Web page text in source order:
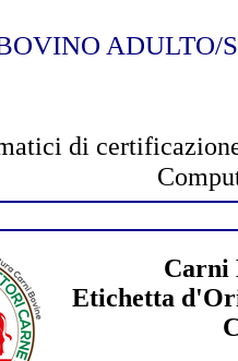
ADULTO/
di
Carni
Etichetta